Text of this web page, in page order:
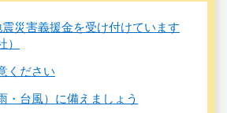
災害義援金を受け付けています
）
ください
・台風）に備えましょう